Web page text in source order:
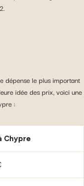
dépense le plus important
idée des prix, voici une
:
Chypre